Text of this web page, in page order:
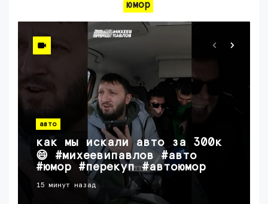
юмор
авто
как мы искали авто за 300к
😄 #михеевипавлов #авто
#юмор #перекуп #автоюмор
15 минут назад